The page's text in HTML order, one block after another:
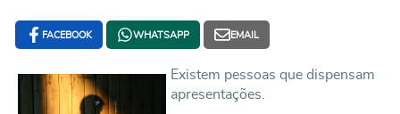
FACEBOOK WHATSAPP EMAIL
Existem pessoas que dispensam
apresentações.